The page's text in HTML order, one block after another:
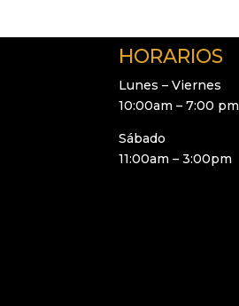
HORARIOS
Lunes – Viernes
10:00am – 7:00 pm
Sábado
11:00am – 3:00pm